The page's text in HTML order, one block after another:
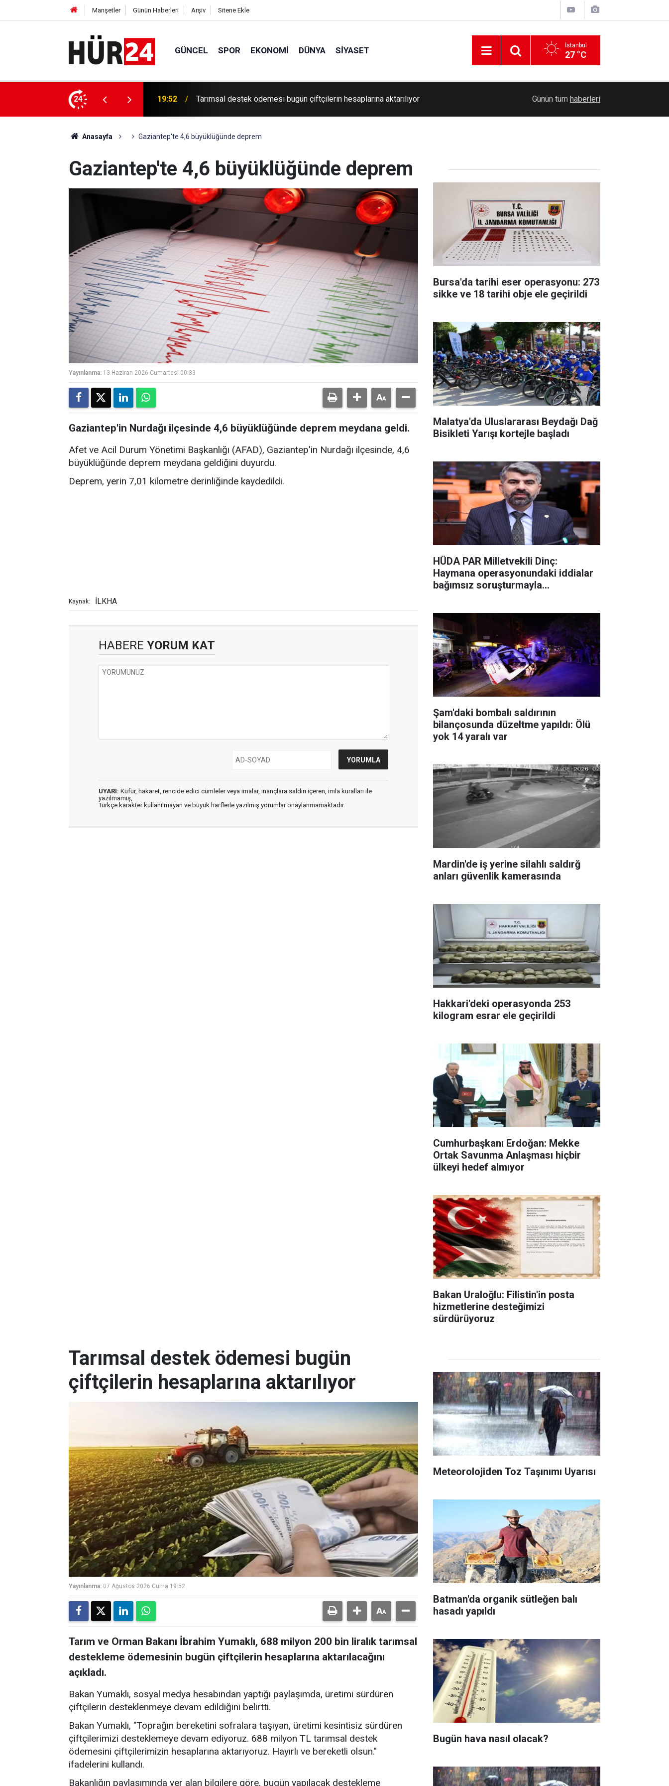
Manşetler Günün Haberleri Arşiv Sitene Ekle
GÜNCEL SPOR EKONOMI DÜNYA SIYASET İstanbul
27 °C
24
hesaplarına aktarılıyor 19:37 HÜDA PAR Genel Sekreteri Yılmaz, İzmir'de esnafı ziyaret etti Rusya, Ukrayna enerji tesislerine büyük bir
Günün tüm haberleri
Anasayfa Gaziantep'te 4,6 büyüklüğünde deprem
Gaziantep'te 4,6 büyüklüğünde deprem
Yayınlanma: 13 Haziran 2026 Cumartesi 00:33
Gaziantep'in Nurdağı ilçesinde 4,6 büyüklüğünde deprem meydana geldi.
Afet ve Acil Durum Yönetimi Başkanlığı (AFAD), Gaziantep'in Nurdağı ilçesinde, 4,6
büyüklüğünde deprem meydana geldiğini duyurdu.
Deprem, yerin 7,01 kilometre derinliğinde kaydedildi.
Kaynak: İLKHA
HABERE YORUM KAT
UYARI: Küfür, hakaret, rencide edici cümleler veya imalar, inançlara saldırı içeren, imla kuralları ile
yazılmamış,
Türkçe karakter kullanılmayan ve büyük harflerle yazılmış yorumlar onaylanmamaktadır.
Bursa'da tarihi eser operasyonu: 273
sikke ve 18 tarihi obje ele geçirildi
Malatya'da Uluslararası Beydağı Dağ
Bisikleti Yarışı kortejle başladı
HÜDA PAR Milletvekili Dinç:
Haymana operasyonundaki iddialar
bağımsız soruşturmayla
Şam'daki bombalı saldırının
bilançosunda düzeltme yapıldı: Ölü
yok 14 yaralı var
Mardin'de iş yerine silahlı saldırğ
anları güvenlik kamerasında
Hakkari'deki operasyonda 253
kilogram esrar ele geçirildi
Cumhurbaşkanı Erdoğan: Mekke
Ortak Savunma Anlaşması hiçbir
ülkeyi hedef almıyor
Bakan Uraloğlu: Filistin'in posta
hizmetlerine desteğimizi
sürdürüyoruz
Tarımsal destek ödemesi bugün
çiftçilerin hesaplarına aktarılıyor
Yayınlanma: 07 Ağustos 2026 Cuma 19:52
Tarım ve Orman Bakanı İbrahim Yumaklı, 688 milyon 200 bin liralık tarımsal
destekleme ödemesinin bugün çiftçilerin hesaplarına aktarılacağını
açıkladı.
Bakan Yumaklı, sosyal medya hesabından yaptığı paylaşımda, üretimi sürdüren
çiftçilerin desteklenmeye devam edildiğini belirtti.
Bakan Yumaklı, "Toprağın bereketini sofralara taşıyan, üretimi kesintisiz sürdüren
çiftçilerimizi desteklemeye devam ediyoruz. 688 milyon TL tarımsal destek
ödemesini çiftçilerimizin hesaplarına aktarıyoruz. Hayırlı ve bereketli olsun."
ifadelerini kullandı.
Bakanlığın paylaşımında yer alan bilgilere göre, bugün yapılacak destekleme
Meteorolojiden Toz Taşınımı Uyarısı
Batman'da organik sütleğen balı
hasadı yapıldı
Bugün hava nasıl olacak?